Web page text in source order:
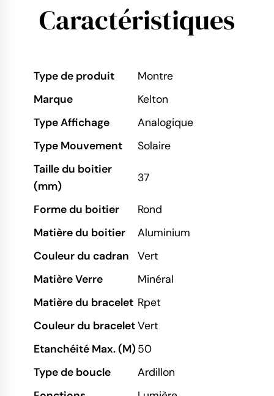
Caractéristiques
Type de produit
Montre
Marque
Kelton
Type Affichage
Analogique
Type Mouvement
Solaire
Taille du boitier
(mm)
37
Forme du boitier
Rond
Matière du boitier
Aluminium
Couleur du cadran
Vert
Matière Verre
Minéral
Matière du bracelet Rpet
Couleur du braceletVert
Etanchéité Max. (M)50
Type de boucle
Ardillon